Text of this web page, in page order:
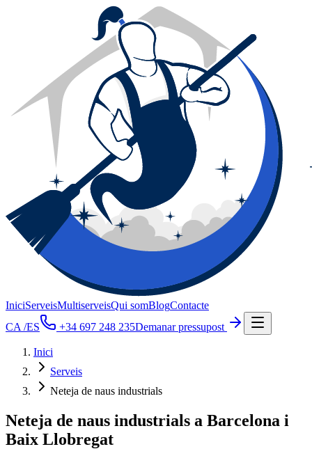
IniciServeisMultiserveisQui somBlogContacte
CA /ES +34 697 248 235Demanar pressupost
Inici
Serveis
Neteja de naus industrials
Neteja de naus industrials a Barcelona i
Baix Llobregat